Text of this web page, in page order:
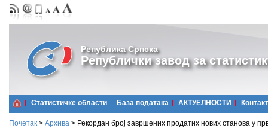
Република Српска
Републички завод за
Статистичке области Базa података АКТУЕЛНОСТИ Контакт
Почетак > Архива > Рекордан број завршених продатих нових станова у